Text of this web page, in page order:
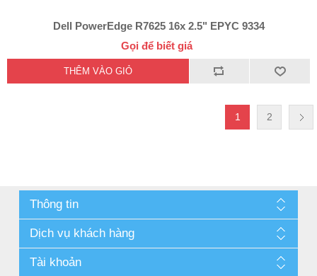
Dell PowerEdge R7625 16x 2.5" EPYC 9334
Gọi để biết giá
1 2
Thông tin
Dịch vụ khách hàng
Tài khoản